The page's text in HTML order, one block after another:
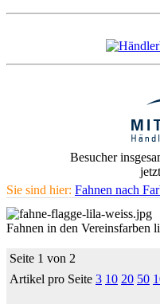
Besucher
Sie sind hier: Fahnen nach
Fahnen in den Vereinsfarben
Seite 1 von 2
Artikel pro Seite 3 10 20 50